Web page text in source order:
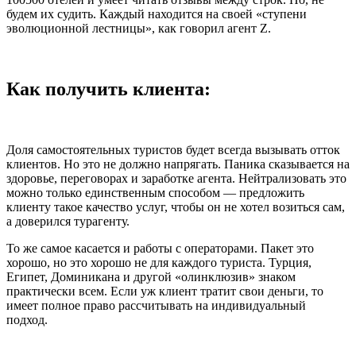
будем их судить. Каждый находится на своей «ступени
эволюционной лестницы», как говорил агент Z.
Как получить клиента:
Доля самостоятельных туристов будет всегда вызывать отток
клиентов. Но это не должно напрягать. Паника сказывается на
здоровье, переговорах и заработке агента. Нейтрализовать это
можно только единственным способом — предложить
клиенту такое качество услуг, чтобы он не хотел возиться сам,
а доверился турагенту.
То же самое касается и работы с операторами. Пакет это
хорошо, но это хорошо не для каждого туриста. Турция,
Египет, Доминикана и другой «олинклюзив» знаком
практически всем. Если уж клиент тратит свои деньги, то
имеет полное право рассчитывать на индивидуальный
подход.